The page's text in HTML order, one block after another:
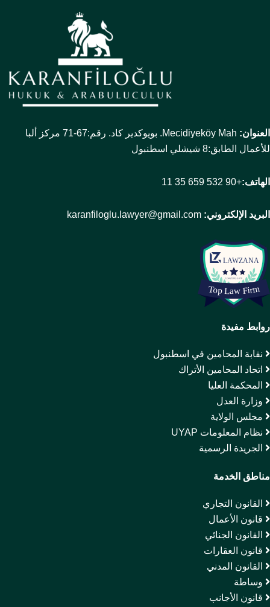
العنوان:
Mecidiyeköy Mah. بويوكدير كاد. رقم:67-71 مركز ألبا
للأعمال الطابق:8 شيشلي اسطنبول
الهاتف:+90 532 659 35 11
البريد الإلكتروني: karanfiloglu.lawyer@gmail.com
روابط مفيدة
نقابة المحامين في اسطنبول
اتحاد المحامين الأتراك
المحكمة العليا
وزارة العدل
مجلس الولاية
نظام المعلومات UYAP
الجريدة الرسمية
مناطق الخدمة
القانون التجاري
قانون الأعمال
القانون الجنائي
قانون العقارات
القانون المدني
وساطة
قانون الأجانب